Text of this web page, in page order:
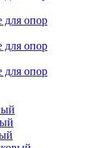
для опор
для опор
для опор